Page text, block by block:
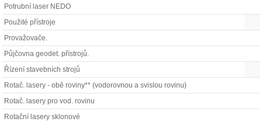
Potrubní laser NEDO
Použité přístroje
Provažovače.
Půjčovna geodet. přístrojů.
Řízení stavebních strojů
Rotač. lasery - obě roviny** (vodorovnou a svislou rovinu)
Rotač. lasery pro vod. rovinu
Rotační lasery sklonové